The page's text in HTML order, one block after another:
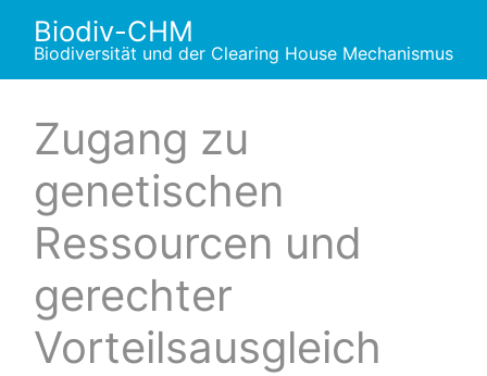
content
Biodiv-CHM
Biodiversität und der Clearing House Mechanismus
Zugang zu
genetischen
Ressourcen und
gerechter
Vorteilsausgleich